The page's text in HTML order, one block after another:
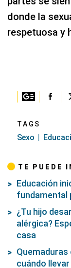
donde la
respetuosa y
TAGS
Sexo
TE PUEDE
Educación
fundamental
¿Tu hijo
alérgica?
casa
cuándo